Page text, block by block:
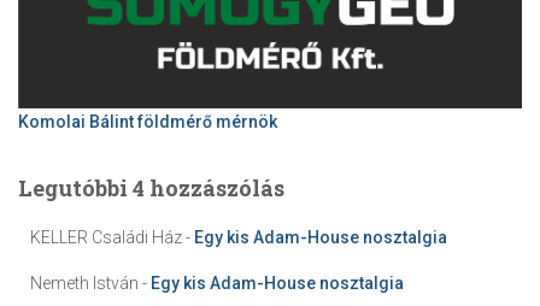
Komolai Bálint földmérő mérnök
Legutóbbi 4 hozzászólás
KELLER Családi Ház- Egy kis Adam-House nosztalgia
Nemeth István - Egy kis Adam-House nosztalgia